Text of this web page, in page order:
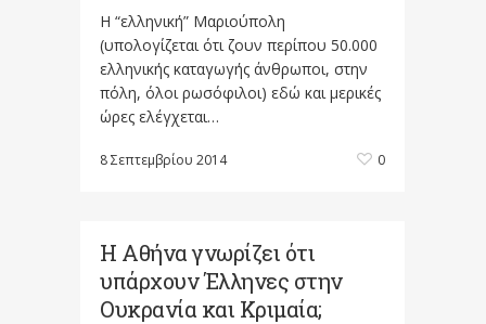
Η “ελληνική” Μαριούπολη
(υπολογίζεται ότι ζουν περίπου 50.000
ελληνικής καταγωγής άνθρωποι, στην
πόλη, όλοι ρωσόφιλοι) εδώ και μερικές
ώρες ελέγχεται…
8 Σεπτεμβρίου 2014 0
Η Αθήνα γνωρίζει ότι
υπάρχουν Έλληνες στην
Ουκρανία και Κριμαία;